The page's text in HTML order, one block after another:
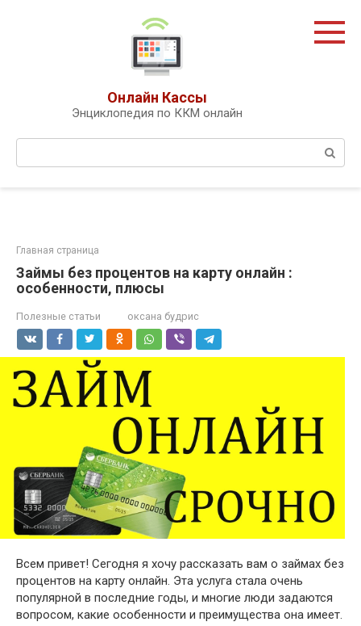
Онлайн Кассы
Энциклопедия по ККМ онлайн
Поиск:
Главная страница
Займы без процентов на карту онлайн :
особенности, плюсы
Полезные статьи оксана будрис
Всем привет! Сегодня я хочу рассказать вам о займах без
процентов на карту онлайн. Эта услуга стала очень
популярной в последние годы, и многие люди задаются
вопросом, какие особенности и преимущества она имеет.